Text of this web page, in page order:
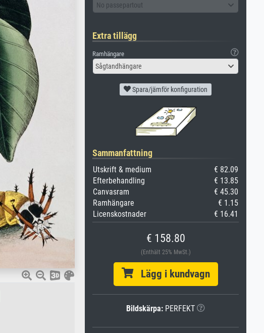
No passepartout
Extra tillägg
Ramhängare
Sågtandhängare
Spara/jämför konfiguration
Sammanfattning
Utskrift & medium
€ 82.09
Efterbehandling
€ 13.85
Canvasram
€ 45.30
Ramhängare
€ 1.15
Licenskostnader
€ 16.41
€ 158.80
(Enthält 25% MwSt.)
Lägg i kundvagn
Bildskärpa: PERFEKT